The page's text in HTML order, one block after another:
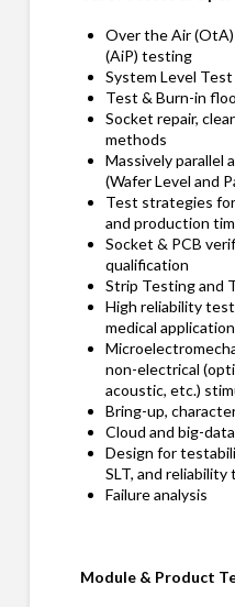
Over the Air
(AiP) testing
System Level Test
Test & Burn-in
Socket repair,
methods
Massively parallel
(Wafer Level and
Test strategies
and production
Socket & PCB
qualification
Strip Testing and
High reliability
medical
non-electrical
acoustic, etc.)
Bring-up,
Cloud and big-
Design for
SLT, and reliability
Failure analysis
Module & Product